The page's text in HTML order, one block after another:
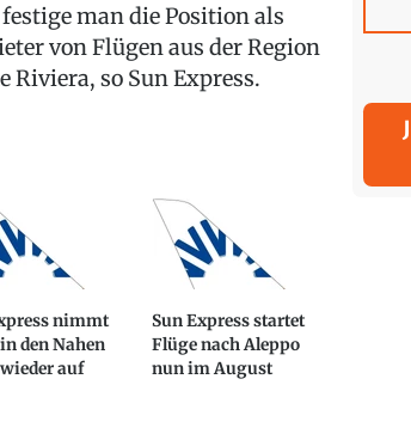
man die Position als
von Flügen aus der Region
Riviera, so Sun Express.
nimmt
den Nahen
auf
Sun Express startet
Flüge nach Aleppo
nun im August